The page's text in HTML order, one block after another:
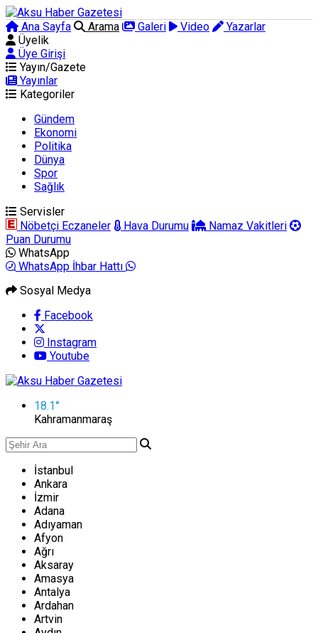
Ana Sayfa Arama Galeri Video
Yazarlar
Üyelik
Üye Girişi
Yayın/Gazete
Yayınlar
Kategoriler
Gündem
Ekonomi
Politika
Dünya
Spor
Sağlık
Servisler
Nöbetçi Eczaneler
Hava Durumu
Namaz Vakitleri
Puan Durumu
WhatsApp
WhatsApp İhbar Hattı
Sosyal Medya
Facebook
Instagram
Youtube
18.1°
Kahramanmaraş
İstanbul
Ankara
İzmir
Adana
Adıyaman
Afyon
Ağrı
Aksaray
Amasya
Antalya
Ardahan
Artvin